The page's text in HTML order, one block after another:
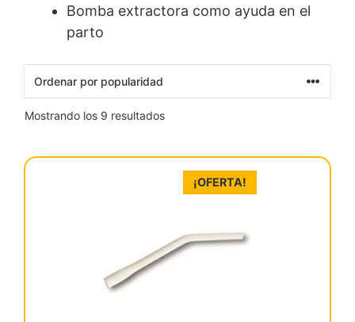
Bomba extractora como ayuda en el
parto
Mostrando los 9 resultadosOrdenado
¡OFERTA!